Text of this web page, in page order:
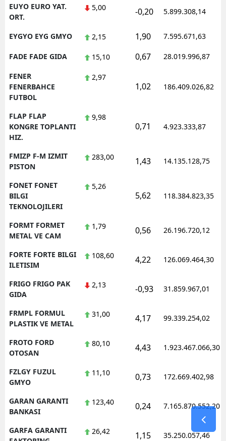
EUYO EURO YAT.
ORT.
5,00 -0,20 5.899.308,14
EYGYO EYG GMYO 2,15 1,90 7.595.671,63
FADE FADE GIDA 15,10 0,67 28.019.996,87
FENER
FENERBAHCE
FUTBOL
2,97
1,02 186.409.026,82
FLAP FLAP
KONGRE TOPLANTI
HIZ.
9,98
0,71 4.923.333,87
FMIZP F-M IZMIT
PISTON
283,00 1,43 14.135.128,75
FONET FONET
BILGI
TEKNOLOJILERI
5,26
5,62 118.384.823,35
FORMT FORMET
METAL VE CAM
1,79 0,56 26.196.720,12
FORTE FORTE BILGI
ILETISIM
108,60 4,22 126.069.464,30
FRIGO FRIGO PAK
GIDA
2,13 -0,93 31.859.967,01
FRMPL FORMUL
PLASTIK VE METAL
31,00 4,17 99.339.254,02
FROTO FORD
OTOSAN
80,10 4,43 1.923.467.066,30
FZLGY FUZUL
GMYO
11,10 0,73 172.669.402,98
GARAN GARANTI
BANKASI
123,40 0,24 7.165.870.552,20
GARFA GARANTI
26,42 1,15 35.250.057,46